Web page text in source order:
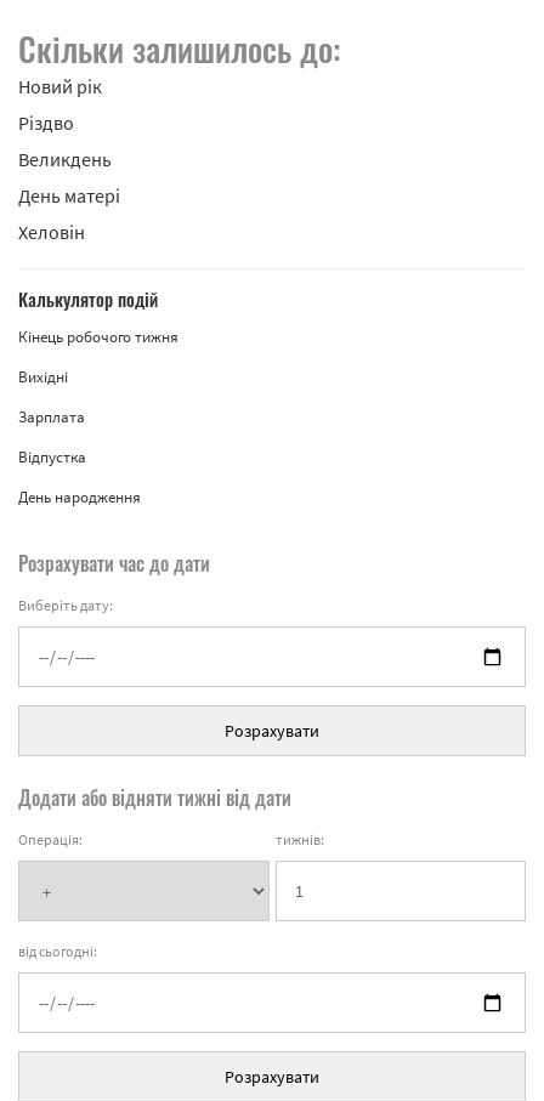
Скільки залишилось до:
Новий рік
Різдво
Великдень
День матері
Хеловін
Калькулятор подій
Кінець робочого тижня
Вихідні
Зарплата
Відпустка
День народження
Розрахувати час до дати
Виберіть дату:
Розрахувати
Додати або відняти тижні від дати
Операція: тижнів:
від сьогодні:
Розрахувати